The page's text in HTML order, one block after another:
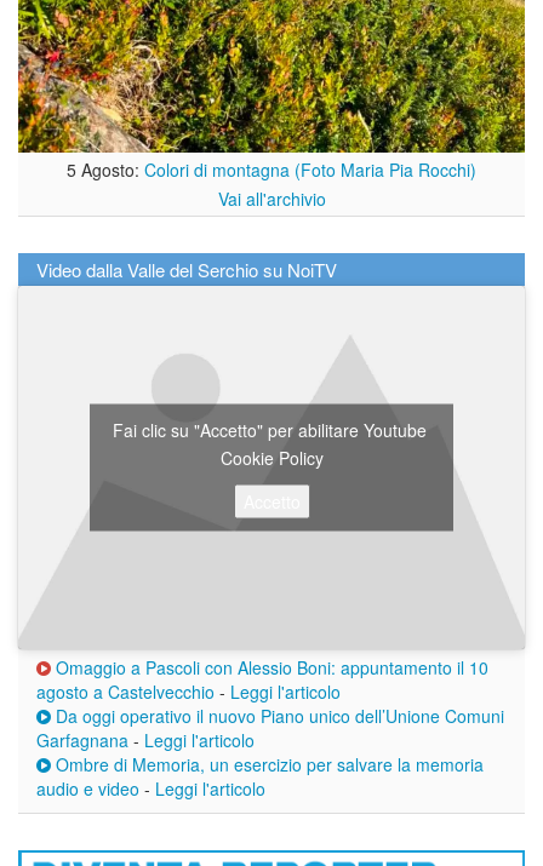
5 Agosto: Colori di montagna (Foto Maria Pia Rocchi)
Vai all'archivio
Video dalla Valle del Serchio su NoiTV
Fai clic su "Accetto" per abilitare Youtube
Cookie Policy
Omaggio a Pascoli con Alessio Boni: appuntamento il 10
agosto a Castelvecchio - Leggi l'articolo
Da oggi operativo il nuovo Piano unico dell’Unione Comuni
Garfagnana - Leggi l'articolo
Ombre di Memoria, un esercizio per salvare la memoria
audio e video - Leggi l'articolo